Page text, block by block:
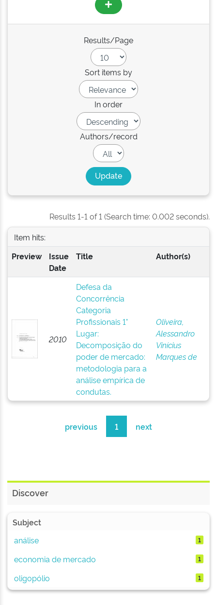
Results/Page
Sort items by
In order
Authors/record
Results 1-1 of 1 (Search time: 0.002 seconds).
Item hits:
Preview
Issue
Date
Title Author(s)
2010
Defesa da
Concorrência
Categoria
Profissionais 1°
Lugar:
Decomposição do
poder de mercado:
metodologia para a
análise empírica de
condutas.
Oliveira,
Alessandro
Vinícius
Marques de
previous 1 next
Discover
Subject
análise
1
economia de mercado 1
oligopólio 1